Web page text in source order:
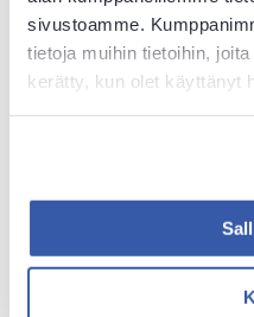
sivustoamme.
tietoja muihin tietoihin,
kerätty, kun olet käyttänyt
Palaute